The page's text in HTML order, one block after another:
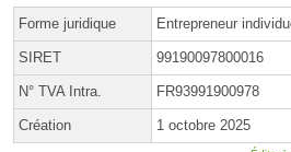
Forme juridique Entrepreneur
SIRET 99190097800016
N° TVA Intra. FR93991900978
Création 1 octobre 2025